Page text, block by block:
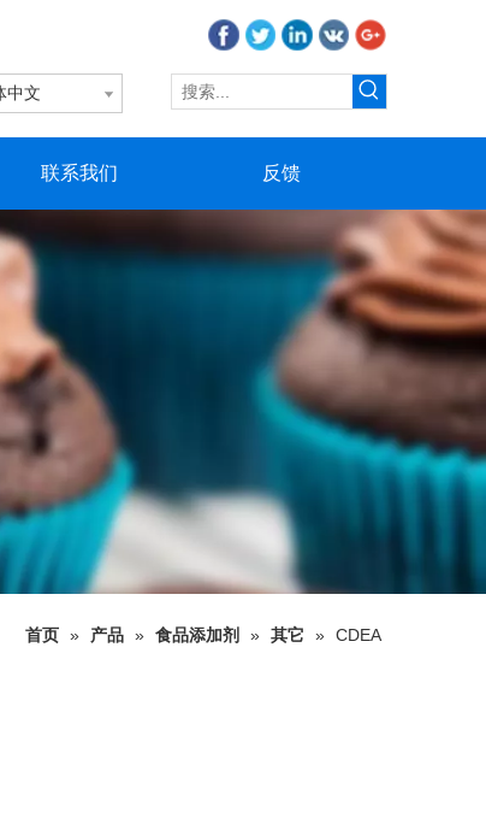
中文
联系我们 反馈
首页 » 产品 » 食品添加剂 » 其它 » CDEA